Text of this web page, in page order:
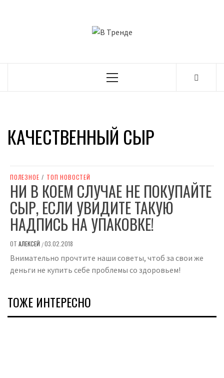
Основное
КАЧЕСТВЕННЫЙ СЫР
ПОЛЕЗНОЕ / ТОП НОВОСТЕЙ
НИ В КОЕМ СЛУЧАЕ НЕ ПОКУПАЙТЕ
СЫР, ЕСЛИ УВИДИТЕ ТАКУЮ
НАДПИСЬ НА УПАКОВКЕ!
ОТ АЛЕКСЕЙ /03.02.2018
Внимательно прочтите наши советы, чтоб за свои же
деньги не купить себе проблемы со здоровьем!
ТОЖЕ ИНТЕРЕСНО